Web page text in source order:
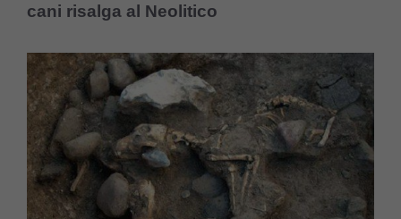
cani risalga al Neolitico